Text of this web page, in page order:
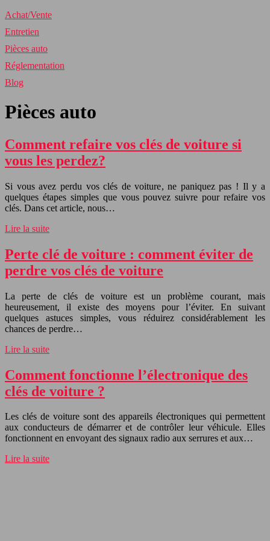
Achat/Vente
Entretien
Pièces auto
Réglementation
Blog
Pièces auto
Comment refaire vos clés de voiture si
vous les perdez?
Si vous avez perdu vos clés de voiture, ne paniquez pas ! Il y a
quelques étapes simples que vous pouvez suivre pour refaire vos
clés. Dans cet article, nous…
Lire la suite
Perte clé de voiture : comment éviter de
perdre vos clés de voiture
La perte de clés de voiture est un problème courant, mais
heureusement, il existe des moyens pour l’éviter. En suivant
quelques astuces simples, vous réduirez considérablement les
chances de perdre…
Lire la suite
Comment fonctionne l’électronique des
clés de voiture ?
Les clés de voiture sont des appareils électroniques qui permettent
aux conducteurs de démarrer et de contrôler leur véhicule. Elles
fonctionnent en envoyant des signaux radio aux serrures et aux…
Lire la suite